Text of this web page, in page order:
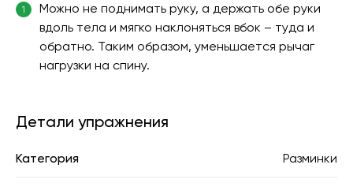
1
Можно не поднимать руку, а держать обе руки
вдоль тела и мягко наклоняться вбок – туда и
обратно. Таким образом, уменьшается рычаг
нагрузки на спину.
Детали упражнения
Категория Разминки